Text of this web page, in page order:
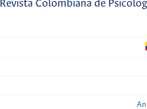
Revista Colombiana de